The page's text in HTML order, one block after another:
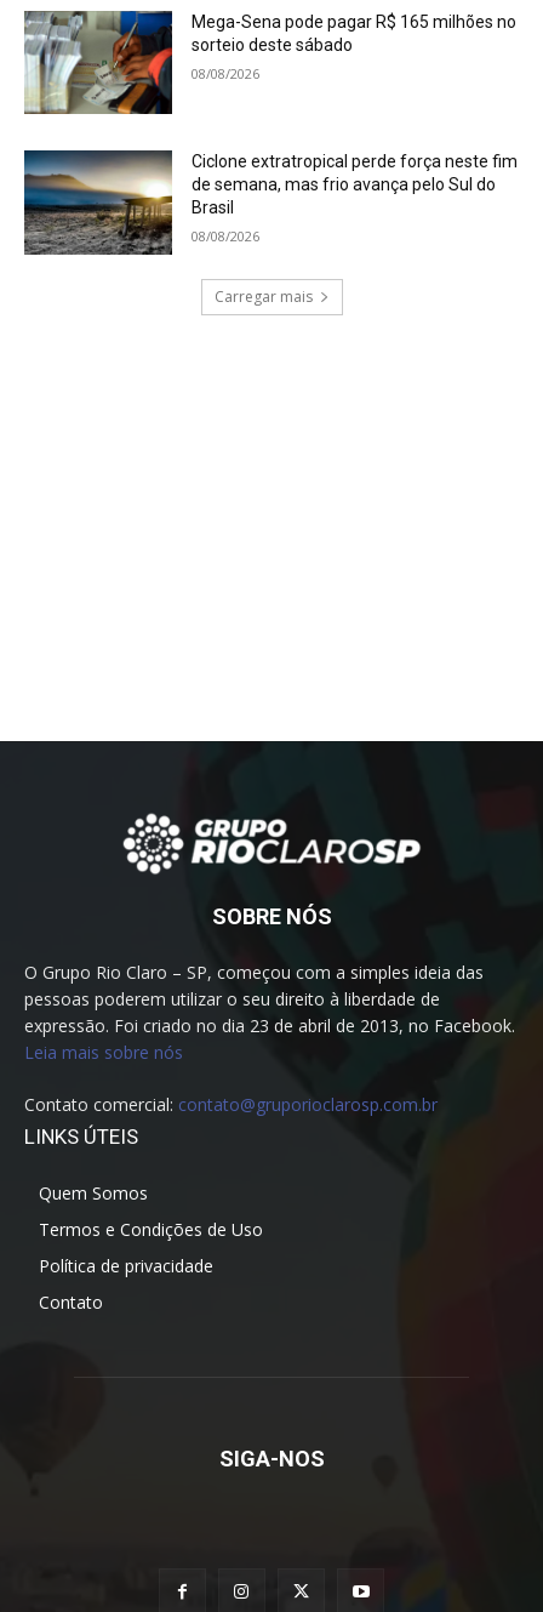
Mega-Sena pode pagar R$ 165 milhões no
sorteio deste sábado
08/08/2026
Ciclone extratropical perde força neste fim
de semana, mas frio avança pelo Sul do
Brasil
08/08/2026
Carregar mais
SOBRE NÓS
O Grupo Rio Claro – SP, começou com a simples ideia das
pessoas poderem utilizar o seu direito à liberdade de
expressão. Foi criado no dia 23 de abril de 2013, no Facebook.
Leia mais sobre nós
Contato comercial: contato@gruporioclarosp.com.br
LINKS ÚTEIS
Quem Somos
Termos e Condições de Uso
Política de privacidade
Contato
SIGA-NOS